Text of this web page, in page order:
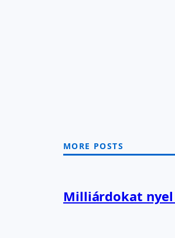
MORE POSTS
Milliárdokat nyel